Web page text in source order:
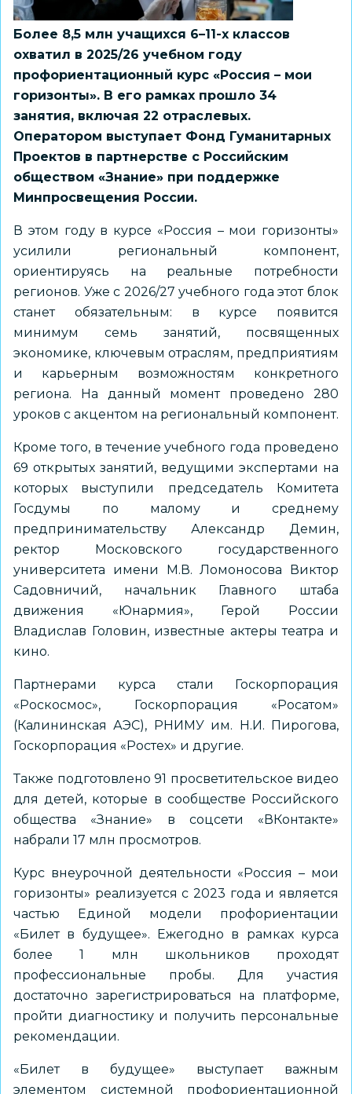
Более 8,5 млн учащихся 6–11-х классов
охватил в 2025/26 учебном году
профориентационный курс «Россия – мои
горизонты». В его рамках прошло 34
занятия, включая 22 отраслевых.
Оператором выступает Фонд Гуманитарных
Проектов в партнерстве с Российским
обществом «Знание» при поддержке
Минпросвещения России.
В этом году в курсе «Россия – мои горизонты»
усилили региональный компонент,
ориентируясь на реальные потребности
регионов. Уже с 2026/27 учебного года этот блок
станет обязательным: в курсе появится
минимум семь занятий, посвященных
экономике, ключевым отраслям, предприятиям
и карьерным возможностям конкретного
региона. На данный момент проведено 280
уроков с акцентом на региональный компонент.
Кроме того, в течение учебного года проведено
69 открытых занятий, ведущими экспертами на
которых выступили председатель Комитета
Госдумы по малому и среднему
предпринимательству Александр Демин,
ректор Московского государственного
университета имени М.В. Ломоносова Виктор
Садовничий, начальник Главного штаба
движения «Юнармия», Герой России
Владислав Головин, известные актеры театра и
кино.
Партнерами курса стали Госкорпорация
«Роскосмос», Госкорпорация «Росатом»
(Калининская АЭС), РНИМУ им. Н.И. Пирогова,
Госкорпорация «Ростех» и другие.
Также подготовлено 91 просветительское видео
для детей, которые в сообществе Российского
общества «Знание» в соцсети «ВКонтакте»
набрали 17 млн просмотров.
Курс внеурочной деятельности «Россия – мои
горизонты» реализуется с 2023 года и является
частью Единой модели профориентации
«Билет в будущее». Ежегодно в рамках курса
более 1 млн школьников проходят
профессиональные пробы. Для участия
достаточно зарегистрироваться на платформе,
пройти диагностику и получить персональные
рекомендации.
«Билет в будущее» выступает важным
элементом системной профориентационной